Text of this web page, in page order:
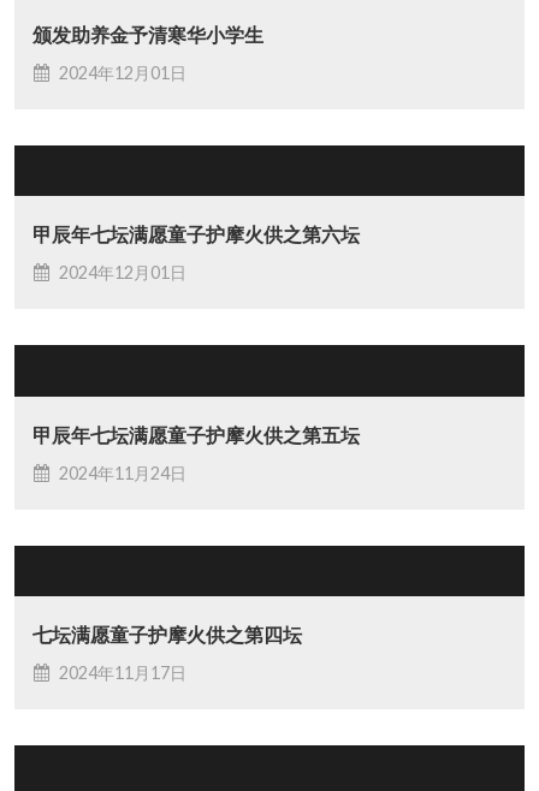
颁发助养金予清寒华小学生
2024年12月01日
甲辰年七坛满愿童子护摩火供之第六坛
2024年12月01日
甲辰年七坛满愿童子护摩火供之第五坛
2024年11月24日
七坛满愿童子护摩火供之第四坛
2024年11月17日